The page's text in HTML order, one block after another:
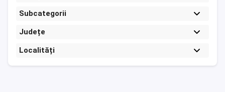
Subcategorii
Județe
Localități